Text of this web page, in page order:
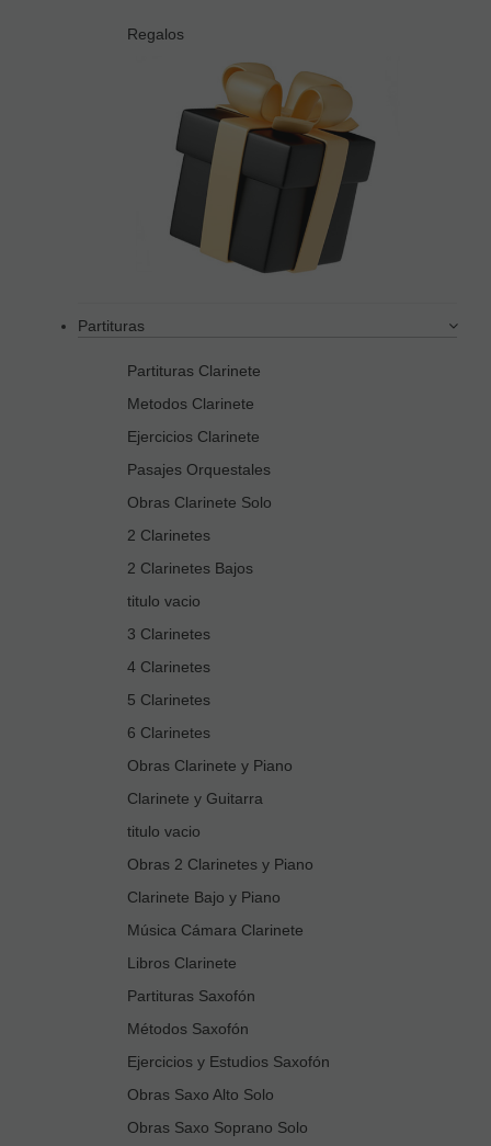
Regalos
Partituras
Partituras Clarinete
Metodos Clarinete
Ejercicios Clarinete
Pasajes Orquestales
Obras Clarinete Solo
2 Clarinetes
2 Clarinetes Bajos
titulo vacio
3 Clarinetes
4 Clarinetes
5 Clarinetes
6 Clarinetes
Obras Clarinete y Piano
Clarinete y Guitarra
titulo vacio
Obras 2 Clarinetes y Piano
Clarinete Bajo y Piano
Música Cámara Clarinete
Libros Clarinete
Partituras Saxofón
Métodos Saxofón
Ejercicios y Estudios Saxofón
Obras Saxo Alto Solo
Obras Saxo Soprano Solo